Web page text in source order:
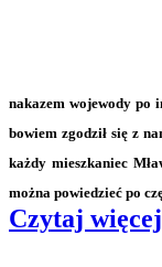
nakazem wojewody po
bowiem zgodził się z
każdy mieszkaniec
można powiedzieć po
Czytaj